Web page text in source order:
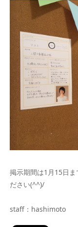
掲示期間は1月15日
ださい(^^)/
staff：hashimoto